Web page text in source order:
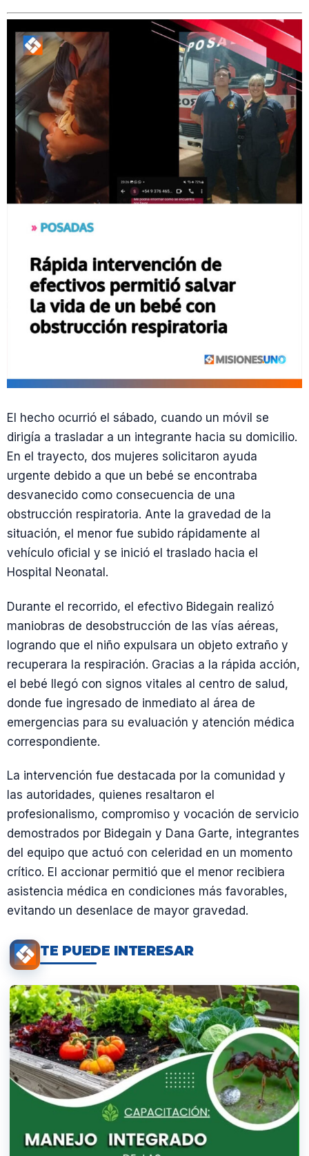
El hecho ocurrió el sábado, cuando un móvil se
dirigía a trasladar a un integrante hacia su domicilio.
En el trayecto, dos mujeres solicitaron ayuda
urgente debido a que un bebé se encontraba
desvanecido como consecuencia de una
obstrucción respiratoria. Ante la gravedad de la
situación, el menor fue subido rápidamente al
vehículo oficial y se inició el traslado hacia el
Hospital Neonatal.
Durante el recorrido, el efectivo Bidegain realizó
maniobras de desobstrucción de las vías aéreas,
logrando que el niño expulsara un objeto extraño y
recuperara la respiración. Gracias a la rápida acción,
el bebé llegó con signos vitales al centro de salud,
donde fue ingresado de inmediato al área de
emergencias para su evaluación y atención médica
correspondiente.
La intervención fue destacada por la comunidad y
las autoridades, quienes resaltaron el
profesionalismo, compromiso y vocación de servicio
demostrados por Bidegain y Dana Garte, integrantes
del equipo que actuó con celeridad en un momento
crítico. El accionar permitió que el menor recibiera
asistencia médica en condiciones más favorables,
evitando un desenlace de mayor gravedad.
TE PUEDE INTERESAR